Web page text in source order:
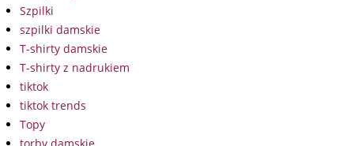
Szpilki
szpilki damskie
T-shirty damskie
T-shirty z nadrukiem
tiktok
tiktok trends
Topy
torby damskie